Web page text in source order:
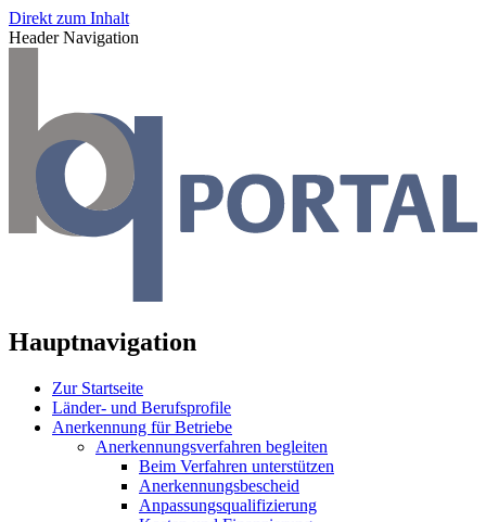
Direkt zum Inhalt
Header Navigation
Hauptnavigation
Zur Startseite
Länder- und Berufsprofile
Anerkennung für Betriebe
Anerkennungsverfahren begleiten
Beim Verfahren unterstützen
Anerkennungsbescheid
Anpassungsqualifizierung